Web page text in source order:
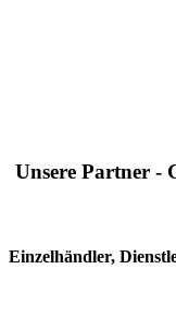
Unsere Partner -
Einzelhändler,